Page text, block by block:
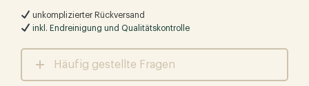
unkomplizierter Rückversand
inkl. Endreinigung und Qualitätskontrolle
Häufig gestellte Fragen